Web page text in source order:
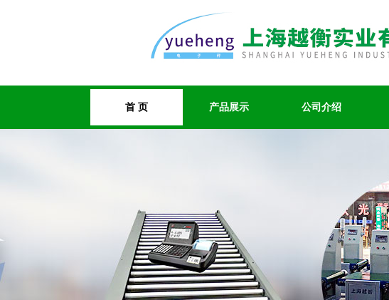
首 页 产品展示 公司介绍